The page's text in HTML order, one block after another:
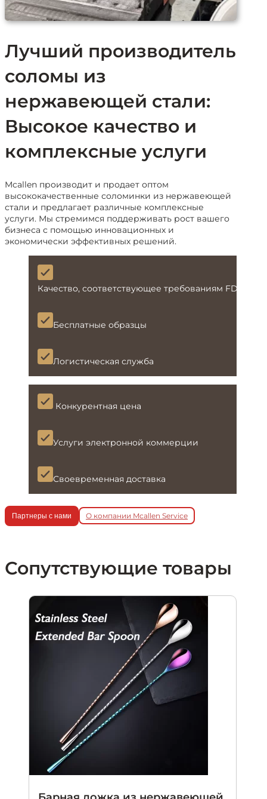
Лучший производитель
соломы из
нержавеющей стали:
Высокое качество и
комплексные услуги
Mcallen производит и продает оптом
высококачественные соломинки из нержавеющей
стали и предлагает различные комплексные
услуги. Мы стремимся поддерживать рост вашего
бизнеса с помощью инновационных и
экономически эффективных решений.
Качество, соответствующее требованиям FDA и
Бесплатные образцы
Логистическая служба
Конкурентная цена
Услуги электронной коммерции
Своевременная доставка
Партнеры с нами О компании Mcallen Service
Сопутствующие товары